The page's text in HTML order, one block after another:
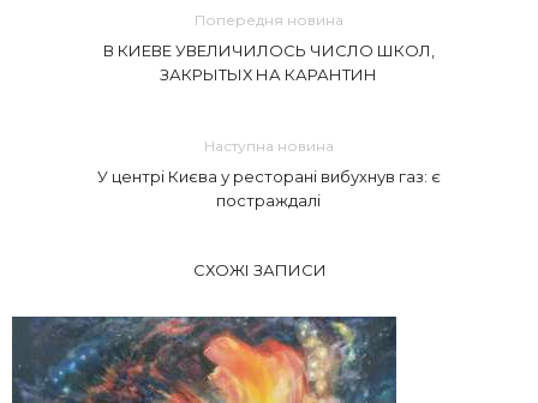
Попередня новина
В КИЕВЕ УВЕЛИЧИЛОСЬ ЧИСЛО ШКОЛ,
ЗАКРЫТЫХ НА КАРАНТИН
Наступна новина
У центрі Києва у ресторані вибухнув газ: є
постраждалі
СХОЖІ ЗАПИСИ